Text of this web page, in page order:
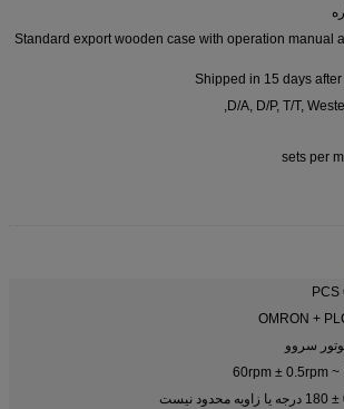
Standard export wooden case with operation manual
Shipped in 15 days
D/A, D/P, T/T,
OMRON +
سروو
نیست